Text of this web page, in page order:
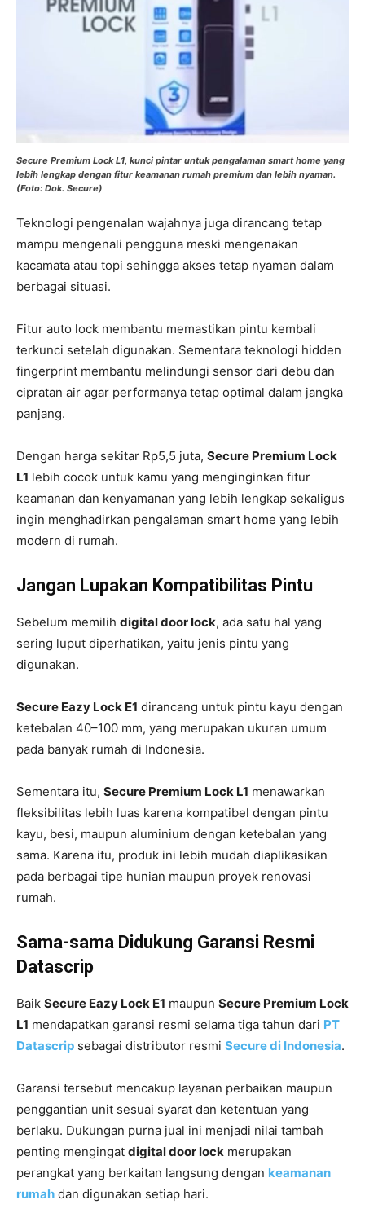
Secure Premium Lock L1, kunci pintar untuk pengalaman smart home yang
lebih lengkap dengan fitur keamanan rumah premium dan lebih nyaman.
(Foto: Dok. Secure)
Teknologi pengenalan wajahnya juga dirancang tetap
mampu mengenali pengguna meski mengenakan
kacamata atau topi sehingga akses tetap nyaman dalam
berbagai situasi.
Fitur auto lock membantu memastikan pintu kembali
terkunci setelah digunakan. Sementara teknologi hidden
fingerprint membantu melindungi sensor dari debu dan
cipratan air agar performanya tetap optimal dalam jangka
panjang.
Dengan harga sekitar Rp5,5 juta, Secure Premium Lock
L1 lebih cocok untuk kamu yang menginginkan fitur
keamanan dan kenyamanan yang lebih lengkap sekaligus
ingin menghadirkan pengalaman smart home yang lebih
modern di rumah.
Jangan Lupakan Kompatibilitas Pintu
Sebelum memilih digital door lock, ada satu hal yang
sering luput diperhatikan, yaitu jenis pintu yang
digunakan.
Secure Eazy Lock E1 dirancang untuk pintu kayu dengan
ketebalan 40–100 mm, yang merupakan ukuran umum
pada banyak rumah di Indonesia.
Sementara itu, Secure Premium Lock L1 menawarkan
fleksibilitas lebih luas karena kompatibel dengan pintu
kayu, besi, maupun aluminium dengan ketebalan yang
sama. Karena itu, produk ini lebih mudah diaplikasikan
pada berbagai tipe hunian maupun proyek renovasi
rumah.
Sama-sama Didukung Garansi Resmi
Datascrip
Baik Secure Eazy Lock E1 maupun Secure Premium Lock
L1 mendapatkan garansi resmi selama tiga tahun dari PT
Datascrip sebagai distributor resmi Secure di Indonesia.
Garansi tersebut mencakup layanan perbaikan maupun
penggantian unit sesuai syarat dan ketentuan yang
berlaku. Dukungan purna jual ini menjadi nilai tambah
penting mengingat digital door lock merupakan
perangkat yang berkaitan langsung dengan keamanan
rumah dan digunakan setiap hari.